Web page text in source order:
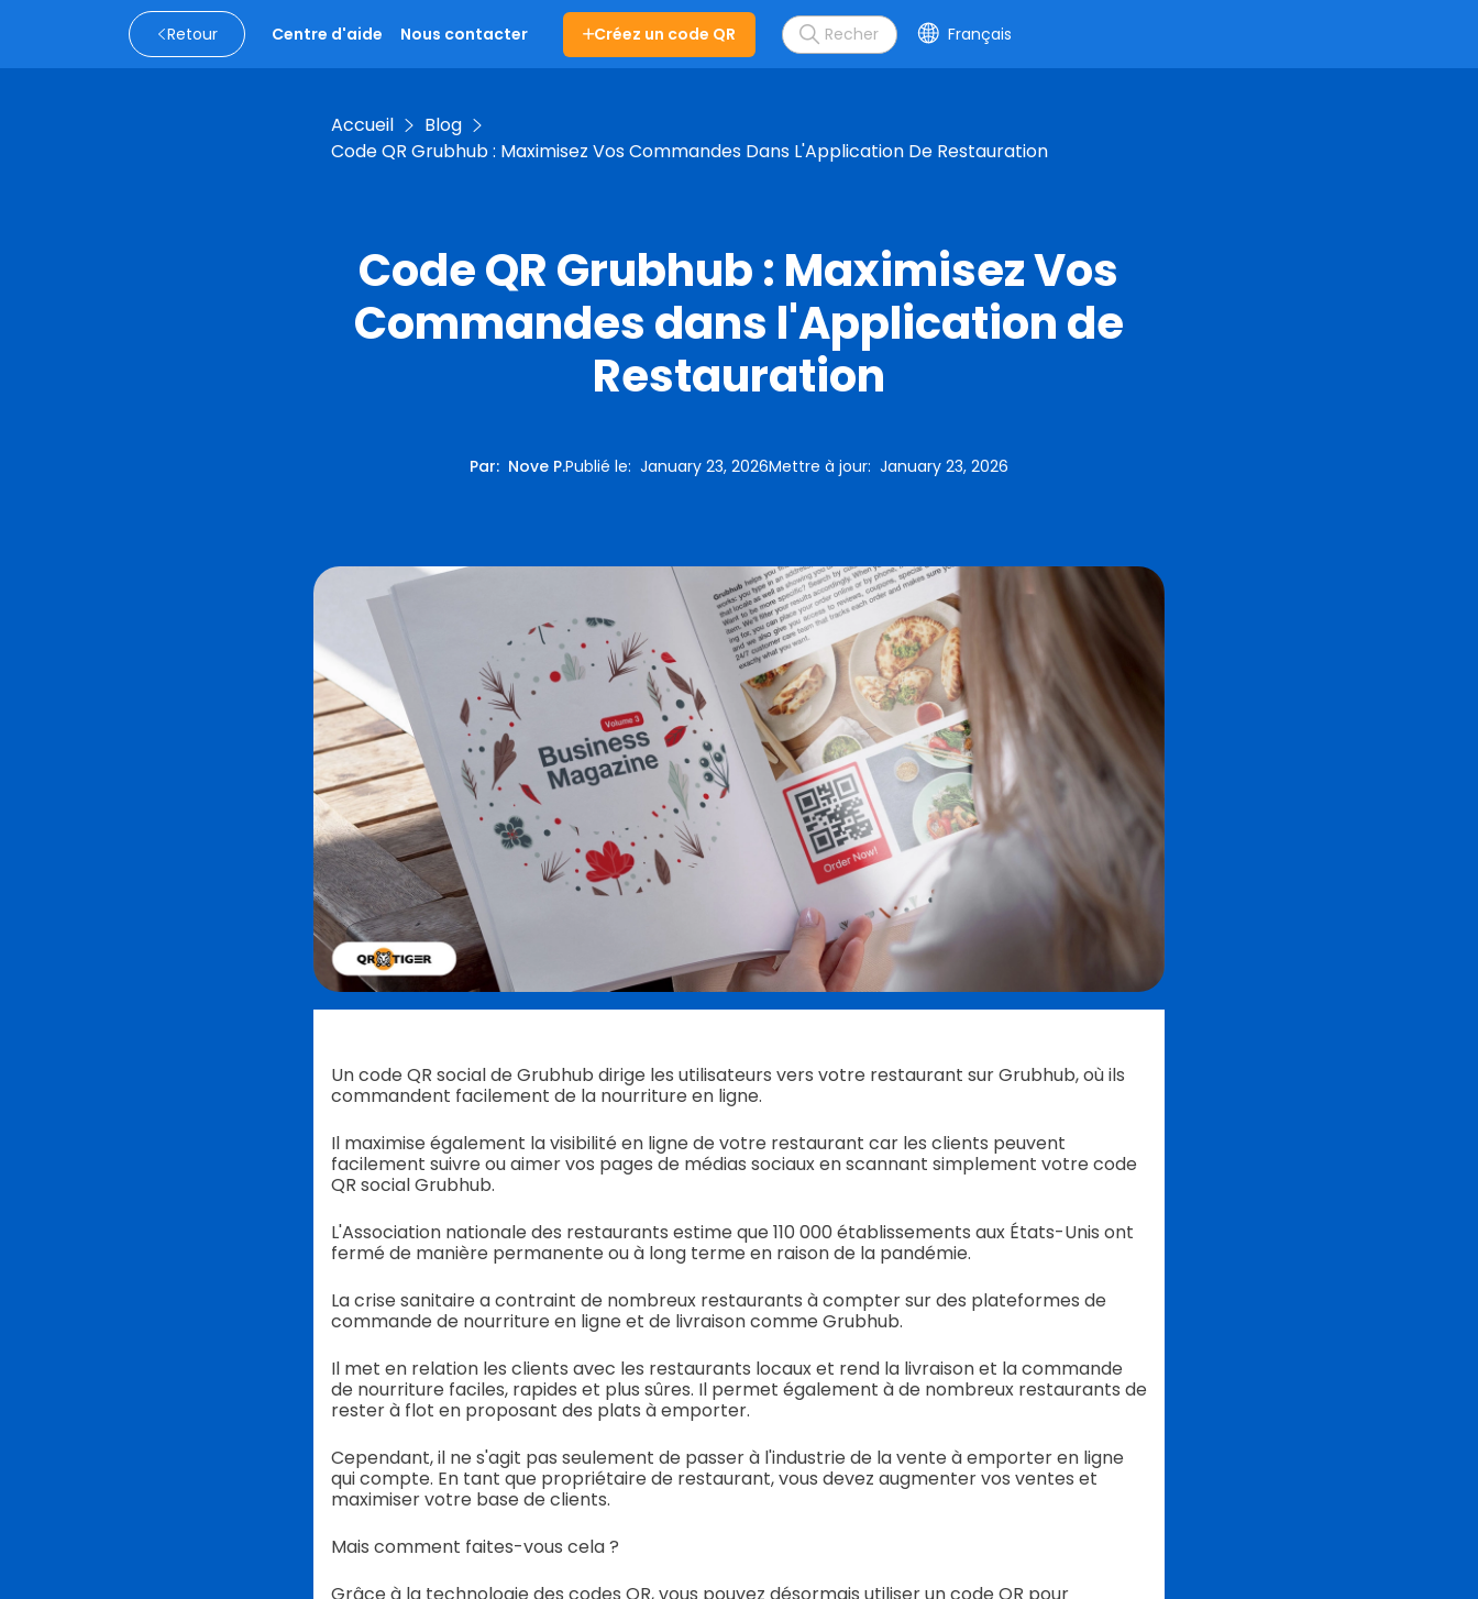
Retour Centre d'aide Nous contacter Créez un code QR Français
Accueil
Blog
Code QR Grubhub : Maximisez Vos Commandes Dans L'Application De Restauration
Code QR Grubhub : Maximisez Vos
Commandes dans l'Application de
Restauration
Par: Nove P.Publié le: January 23, 2026Mettre à jour: January 23, 2026
Un code QR social de Grubhub dirige les utilisateurs vers votre restaurant sur Grubhub, où ils
commandent facilement de la nourriture en ligne.
Il maximise également la visibilité en ligne de votre restaurant car les clients peuvent
facilement suivre ou aimer vos pages de médias sociaux en scannant simplement votre code
QR social Grubhub.
L'Association nationale des restaurants estime que 110 000 établissements aux États-Unis ont
fermé de manière permanente ou à long terme en raison de la pandémie.
La crise sanitaire a contraint de nombreux restaurants à compter sur des plateformes de
commande de nourriture en ligne et de livraison comme Grubhub.
Il met en relation les clients avec les restaurants locaux et rend la livraison et la commande
de nourriture faciles, rapides et plus sûres. Il permet également à de nombreux restaurants de
rester à flot en proposant des plats à emporter.
Cependant, il ne s'agit pas seulement de passer à l'industrie de la vente à emporter en ligne
qui compte. En tant que propriétaire de restaurant, vous devez augmenter vos ventes et
maximiser votre base de clients.
Mais comment faites-vous cela ?